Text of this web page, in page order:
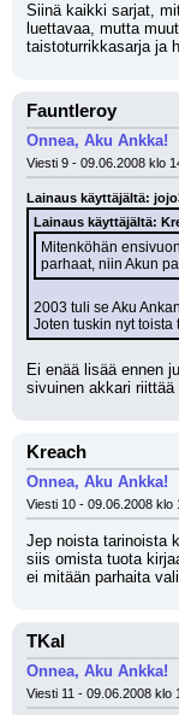
Siinä kaikki sarjat,
luettavaa, mutta
taistoturrikkasarja ja
Fauntleroy
Onnea, Aku Ankka!
Viesti 9 - 09.06.2008 klo
Lainaus käyttäjältä:
Lainaus käyttäjältä:
Mitenköhän
parhaat, niin Akun
2003 tuli se Aku
Joten tuskin nyt toista
Ei enää lisää ennen
sivuinen akkari riittää
Kreach
Onnea, Aku Ankka!
Viesti 10 - 09.06.2008 klo
Jep noista tarinoista
siis omista tuota
ei mitään parhaita
TKal
Onnea, Aku Ankka!
Viesti 11 - 09.06.2008 klo